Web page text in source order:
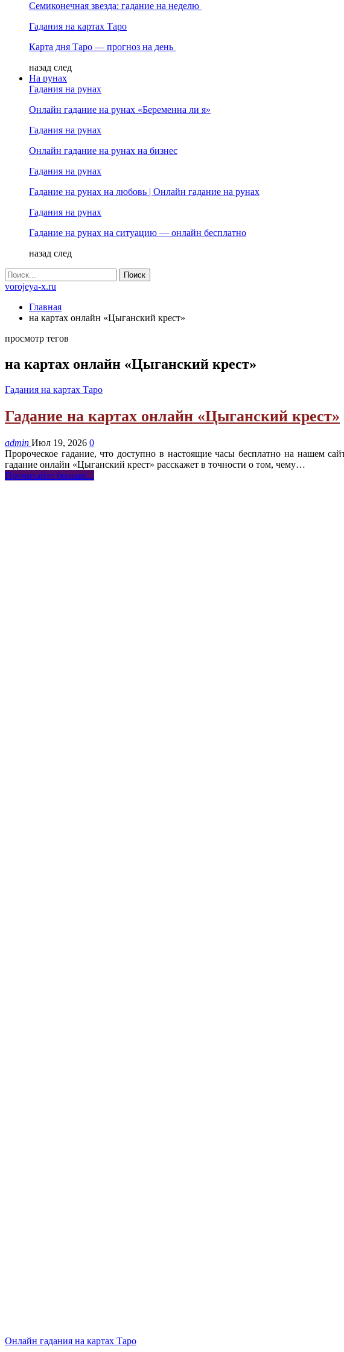
Семиконечная звезда: гадание на неделю
Гадания на картах Таро
Карта дня Таро — прогноз на день
назад след
На рунах
Гадания на рунах
Онлайн гадание на рунах «Беременна ли я»
Гадания на рунах
Онлайн гадание на рунах на бизнес
Гадания на рунах
Гадание на рунах на любовь | Онлайн гадание на рунах
Гадания на рунах
Гадание на рунах на ситуацию — онлайн бесплатно
назад след
vorojeya-x.ru
Главная
на картах онлайн «Цыганский крест»
просмотр тегов
на картах онлайн «Цыганский крест»
Гадания на картах Таро
Гадание на картах онлайн «Цыганский крест»
admin Июл 19, 2026 0
Пророческое гадание, что доступно в настоящие часы бесплатно на нашем
гадание онлайн «Цыганский крест» расскажет в точности о том, чему…
Прочитайте больше...
Онлайн гадания на картах Таро